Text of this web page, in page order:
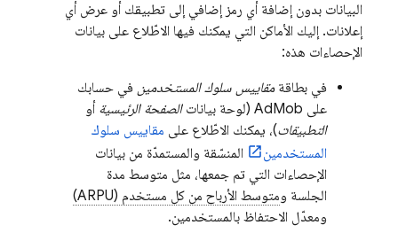
البيانات بدون إضافة أي رمز إضافي إلى تطبيقك أو عرض أي
إعلانات. إليك الأماكن التي يمكنك فيها الاطّلاع على بيانات
الإحصاءات هذه:
في بطاقة مقاييس سلوك المستخدمين في حسابك
على AdMob (لوحة بياناتالصفحة الرئيسية أو
التطبيقات)، يمكنك الاطّلاع على مقاييس سلوك
المستخدمين
المنسّقة والمستمدّة من بيانات
الإحصاءات التي تم جمعها، مثل متوسط مدة
الجلسة ومتوسط الأرباح من كل مستخدم (ARPU)
ومعدّل الاحتفاظ بالمستخدمين.